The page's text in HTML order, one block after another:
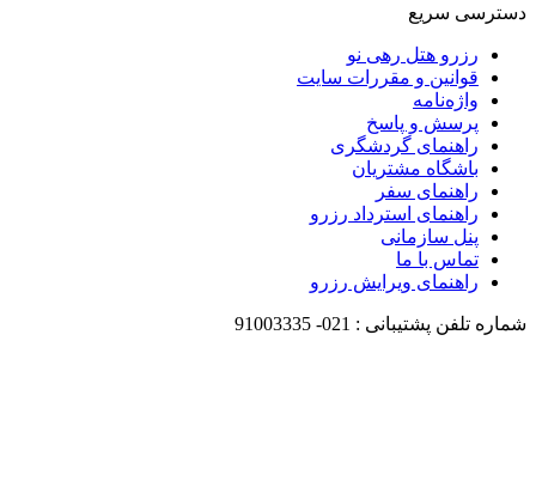
دسترسی سریع
رزرو هتل رهی نو
قوانین و مقررات سایت
واژه‌نامه
پرسش و پاسخ
راهنمای گردشگری
باشگاه مشتریان
راهنمای سفر
راهنمای استرداد رزرو
پنل سازمانی
تماس با ما
راهنمای ویرایش رزرو
شماره تلفن پشتیبانی : 021-
91003335